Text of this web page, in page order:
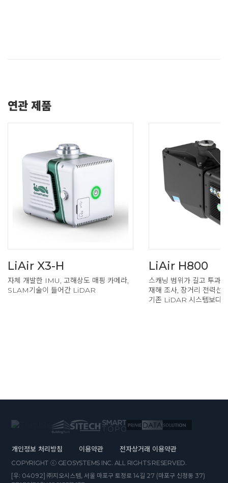
연관 제품
LiAir X3-H
자체 개발한 IMU, 고해상도 매핑 카메라,
SLAM기술이 들어간 LiDAR
LiAir H800
스캐닝 범위가 길고 투과
재해 조사, 장거리 전력선
기존 LiDAR 시스템보다
개인정보 처리방침 이용약관 전자상거래 이용약관
COPYRIGHT ⓒ GEOSYSTEMS INC. ALL RIGHTS RESERVED.
[우: 04092] ㈜지오시스템, 서울 마포구 토정로 14길 27 (마포구 신정동 37)